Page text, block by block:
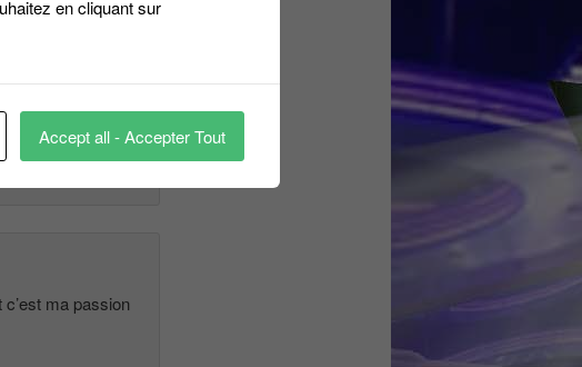
je faire aider
ma passion
en cliquant sur
Accept all - Accepter Tout